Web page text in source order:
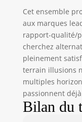
Cet ensemble
aux marques
rapport-qualité/
cherchez
pleinement
terrain illusions
multiples
passionnent
Bilan du